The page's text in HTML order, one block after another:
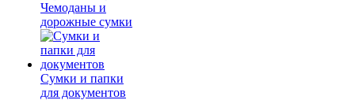
Чемоданы и
дорожные сумки
Сумки и папки
для документов